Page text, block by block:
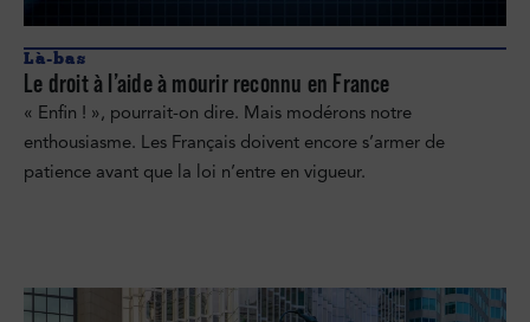
Là-bas
Le droit à l’aide à mourir reconnu en France
« Enfin ! », pourrait-on dire. Mais modérons notre
enthousiasme. Les Français doivent encore s’armer de
patience avant que la loi n’entre en vigueur.